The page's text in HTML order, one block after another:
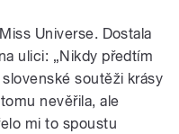
Universe. Dostala
ulici: „Nikdy předtím
soutěži krásy
nevěřila, ale
mi to spoustu